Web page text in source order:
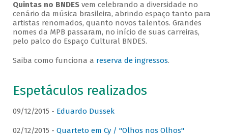
Quintas no BNDESvem celebrando a diversidade no
cenário da música brasileira, abrindo espaço tanto para
artistas renomados, quanto novos talentos. Grandes
nomes da MPB passaram, no início de suas carreiras,
pelo palco do Espaço Cultural BNDES.
Saiba como funciona a reserva de ingressos.
Espetáculos realizados
09/12/2015 - Eduardo Dussek
02/12/2015 - Quarteto em Cy / "Olhos nos Olhos"